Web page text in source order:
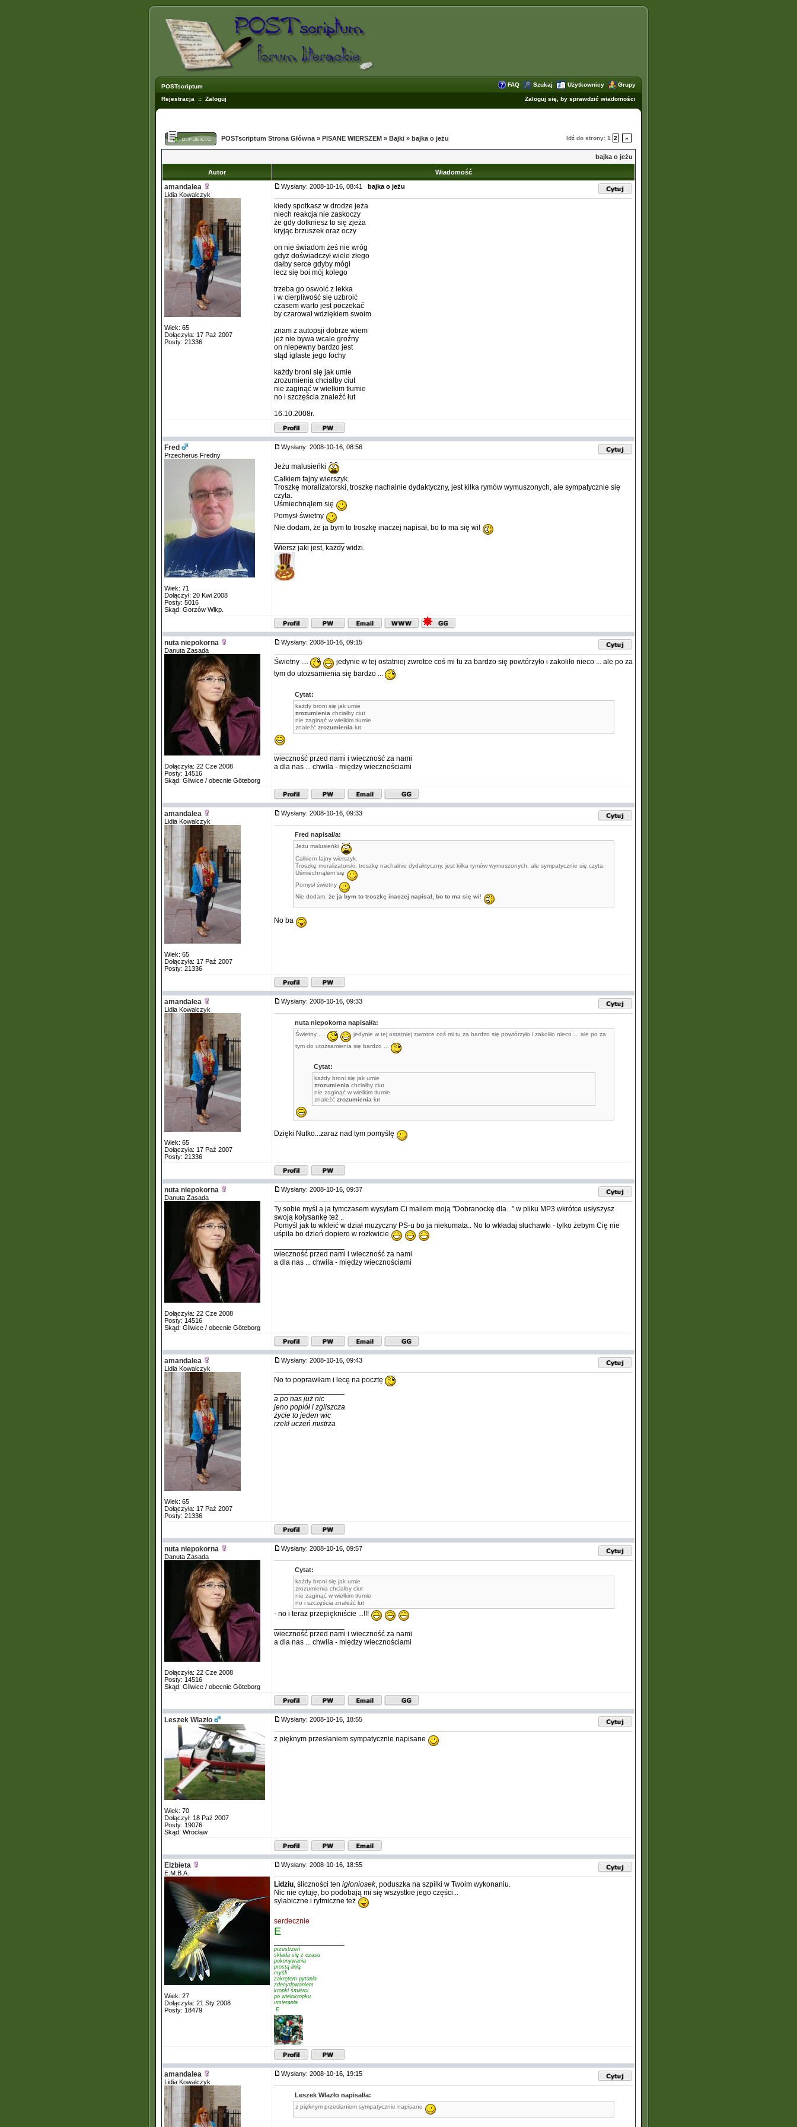
POSTscriptum FAQ Szukaj Użytkownicy Grupy
Rejestracja :: Zaloguj Zaloguj się, by sprawdzić wiadomości
POSTscriptum Strona Główna » PISANE WIERSZEM » Bajki » bajka o jeżu Idź do strony: 1 2 »
bajka o jeżu
Autor Wiadomość
amandalea
Lidia Kowalczyk
Wiek: 65
Dołączyła: 17 Paź 2007
Posty: 21336
Wysłany: 2008-10-16, 08:41 bajka o jeżu
kiedy spotkasz w drodze jeża
niech reakcja nie zaskoczy
że gdy dotkniesz to się zjeża
kryjąc brzuszek oraz oczy
on nie świadom żeś nie wróg
gdyż doświadczył wiele złego
dałby serce gdyby mógł
lecz się boi mój kolego
trzeba go oswoić z lekka
i w cierpliwość się uzbroić
czasem warto jest poczekać
by czarował wdziękiem swoim
znam z autopsji dobrze wiem
jeż nie bywa wcale groźny
on niepewny bardzo jest
stąd iglaste jego fochy
każdy broni się jak umie
zrozumienia chciałby ciut
nie zaginąć w wielkim tłumie
no i szczęścia znaleźć łut
16.10.2008r.
Fred
Przecherus Fredny
Wiek: 71
Dołączył: 20 Kwi 2008
Posty: 5016
Skąd: Gorzów Wlkp.
Wysłany: 2008-10-16, 08:56
Jeżu malusieńki
Całkiem fajny wierszyk.
Troszkę moralizatorski, troszkę nachalnie dydaktyczny, jest kilka rymów wymuszonych, ale sympatycznie się
czyta.
Uśmiechnąlem się
Pomysł świetny
Nie dodam, że ja bym to troszkę inaczej napisał, bo to ma się wi!
Wiersz jaki jest, każdy widzi.
nuta niepokorna
Danuta Zasada
Dołączyła: 22 Cze 2008
Posty: 14516
Skąd: Gliwice / obecnie Göteborg
Wysłany: 2008-10-16, 09:15
Świetny ....
jedynie w tej ostatniej zwrotce coś mi tu za bardzo się powtórzyło i zakoliło nieco ... ale po za
tym do utożsamienia się bardzo ...
Cytat:
każdy broni się jak umie
zrozumienia chciałby ciut
nie zaginąć w wielkim tłumie
znaleźć zrozumienia łut
wieczność przed nami i wieczność za nami
a dla nas ... chwila - między wiecznościami
amandalea
Lidia Kowalczyk
Wiek: 65
Dołączyła: 17 Paź 2007
Posty: 21336
Wysłany: 2008-10-16, 09:33
Fred napisał/a:
Jeżu malusieńki
Całkiem fajny wierszyk.
Troszkę moralizatorski, troszkę nachalnie dydaktyczny, jest kilka rymów wymuszonych, ale sympatycznie się czyta.
Uśmiechnąlem się
Pomysł świetny
Nie dodam, że ja bym to troszkę inaczej napisał, bo to ma się wi!
No ba
amandalea
Lidia Kowalczyk
Wiek: 65
Dołączyła: 17 Paź 2007
Posty: 21336
Wysłany: 2008-10-16, 09:33
nuta niepokorna napisał/a:
Świetny ....
jedynie w tej ostatniej zwrotce coś mi tu za bardzo się powtórzyło i zakoliło nieco ... ale po za
tym do utożsamienia się bardzo ...
Cytat:
każdy broni się jak umie
zrozumienia chciałby ciut
nie zaginąć w wielkim tłumie
znaleźć zrozumienia łut
Dzięki Nutko...zaraz nad tym pomyślę
nuta niepokorna
Danuta Zasada
Dołączyła: 22 Cze 2008
Posty: 14516
Skąd: Gliwice / obecnie Göteborg
Wysłany: 2008-10-16, 09:37
Ty sobie myśl a ja tymczasem wysyłam Ci mailem moją "Dobranockę dla..." w pliku MP3 wkrótce usłyszysz
swoją kołysankę też ..
Pomyśl jak to wkleić w dział muzyczny PS-u bo ja niekumata.. No to wkładaj słuchawki - tylko żebym Cię nie
uśpiła bo dzień dopiero w rozkwicie
wieczność przed nami i wieczność za nami
a dla nas ... chwila - między wiecznościami
amandalea
Lidia Kowalczyk
Wiek: 65
Dołączyła: 17 Paź 2007
Posty: 21336
Wysłany: 2008-10-16, 09:43
No to poprawiłam i lecę na pocztę
a po nas już nic
jeno popiół i zgliszcza
życie to jeden wic
rzekł uczeń mistrza
nuta niepokorna
Danuta Zasada
Dołączyła: 22 Cze 2008
Posty: 14516
Skąd: Gliwice / obecnie Göteborg
Wysłany: 2008-10-16, 09:57
Cytat:
każdy broni się jak umie
zrozumienia chciałby ciut
nie zaginąć w wielkim tłumie
no i szczęścia znaleźć łut
- no i teraz przepiękniście ...!!!
wieczność przed nami i wieczność za nami
a dla nas ... chwila - między wiecznościami
Leszek Wlazło
Wiek: 70
Dołączył: 18 Paź 2007
Posty: 19076
Skąd: Wrocław
Wysłany: 2008-10-16, 18:55
z pięknym przesłaniem sympatycznie napisane
Elżbieta
E.M.B.A.
Wiek: 27
Dołączyła: 21 Sty 2008
Posty: 18479
Wysłany: 2008-10-16, 18:55
Lidziu, śliczności ten igłoniosek, poduszka na szpilki w Twoim wykonaniu.
Nic nie cytuję, bo podobają mi się wszystkie jego części...
sylabiczne i rytmiczne też
serdecznie
E
przestrzeń
składa się z czasu
pokonywania
prostą linią
myśli
zakrętem pytania
zdecydowaniem
kropki śmierci
po wielokropku
umierania
 E
amandalea
Lidia Kowalczyk
Wysłany: 2008-10-16, 19:15
Leszek Wlazło napisał/a:
z pięknym przesłaniem sympatycznie napisane